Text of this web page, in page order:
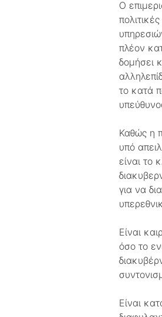
Ο
πλέον
δομήσει
το κατά
Καθώς η
υπό
είναι το
για να
Είναι
όσο το
Είναι